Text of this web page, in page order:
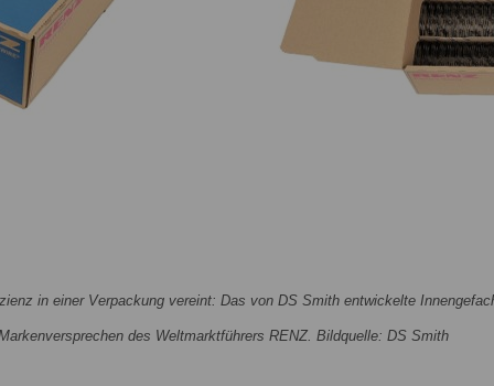
in einer Verpackung vereint: Das von DS Smith entwickelte
des Weltmarktführers RENZ. Bildquelle: DS Smith